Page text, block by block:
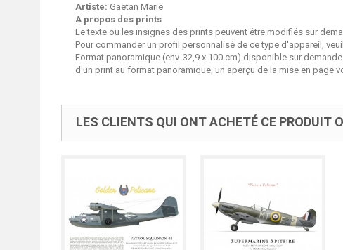
Artiste: Gaëtan Marie
A propos des prints
Le texte ou les insignes des prints peuvent être modifiés sur
Pour commander un profil personnalisé de ce type d'appareil,
Format panoramique (env. 32,9 x 100 cm) disponible sur
d'un print au format panoramique, un aperçu de la mise en page
LES CLIENTS QUI ONT ACHETÉ CE PRODUIT